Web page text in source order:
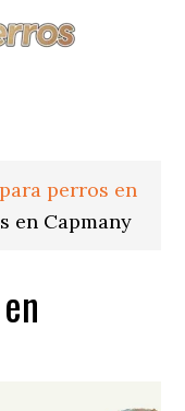
perros en
en Capmany